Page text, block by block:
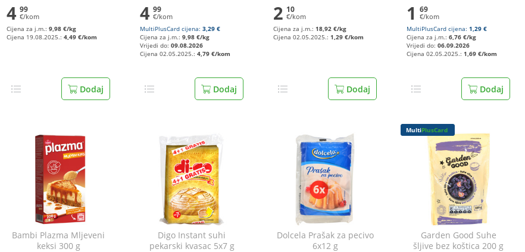
4 99
€/kom
Cijena za j.m.: 9,98 €/kg
Cijena 19.08.2025.: 4,49 €/kom
Dodaj
4 99
€/kom
MultiPlusCard cijena: 3,29 €
Cijena za j.m.: 9,98 €/kg
Vrijedi do: 09.08.2026
Cijena 02.05.2025.: 4,79 €/kom
Dodaj
2 10
€/kom
Cijena za j.m.: 18,92 €/kg
Cijena 02.05.2025.: 1,29 €/kom
Dodaj
1 69
€/kom
MultiPlusCard cijena: 1,29 €
Cijena za j.m.: 6,76 €/kg
Vrijedi do: 06.09.2026
Cijena 02.05.2025.: 1,69 €/kom
Dodaj
Bambi Plazma Mljeveni
keksi 300 g
Digo Instant suhi
pekarski kvasac 5x7 g
Dolcela Prašak za pecivo
6x12 g
MultiPlusCard
Garden Good Suhe
šljive bez koštica 200 g